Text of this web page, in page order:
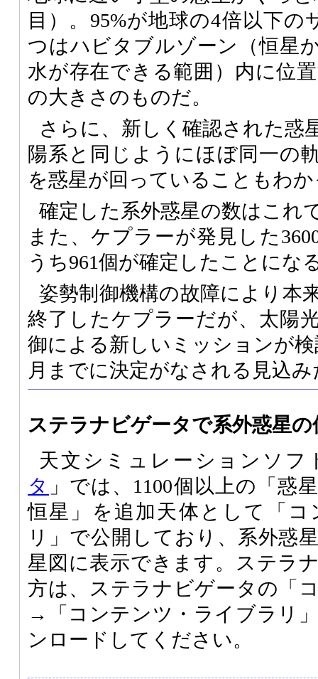
目）。95%が地球の4倍以下
つはハビタブルゾーン（恒星
水が存在できる範囲）内に位
の大きさのものだ。
さらに、新しく確認された惑
陽系と同じようにほぼ同一の
を惑星が回っていることもわ
確定した系外惑星の数はこれ
また、ケプラーが発見した
うち961個が確定したことにな
姿勢制御機構の故障により本
終了したケプラーだが、太陽
御による新しいミッションが
月までに決定がなされる見込み
ステラナビゲータで系外惑星の
天文シミュレーションソフ
タ 」では、1100個以上の「惑
恒星」を追加天体として「
リ」で公開しており、系外惑
星図に表示できます。ステラ
方は、ステラナビゲータの「
→「コンテンツ・ライブラリ
ンロードしてください。